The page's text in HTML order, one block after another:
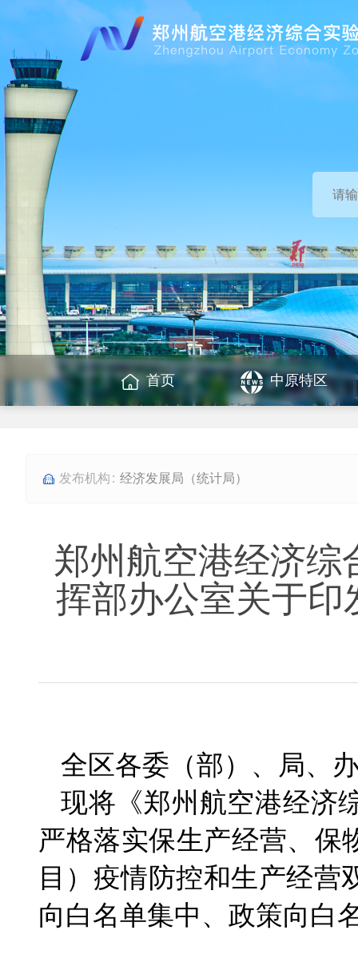
首页 中原特区
经济发展局（统计局）
郑州航空港经济综
挥部办公室关于印
全区各委（部）、局、
现将《郑州航空港经济
严格落实保生产经营、保
目）疫情防控和生产经营
向白名单集中、政策向白